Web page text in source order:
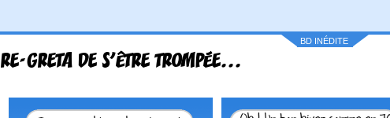
BD INÉDITE
RE-GRETA DE S'ÊTRE TROMPÉE...